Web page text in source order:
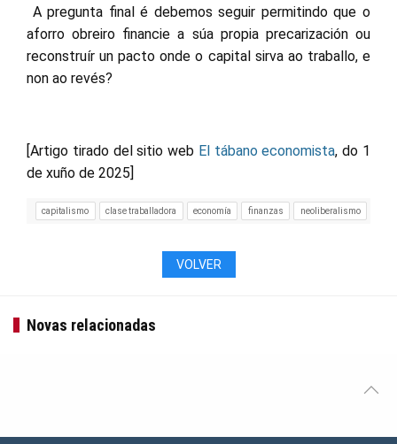
A pregunta final é debemos seguir permitindo que o
aforro obreiro financie a súa propia precarización ou
reconstruír un pacto onde o capital sirva ao traballo, e
non ao revés?
[Artigo tirado del sitio web El tábano economista, do 1
de xuño de 2025]
capitalismo clase traballadora economía finanzas neoliberalismo
VOLVER
Novas relacionadas